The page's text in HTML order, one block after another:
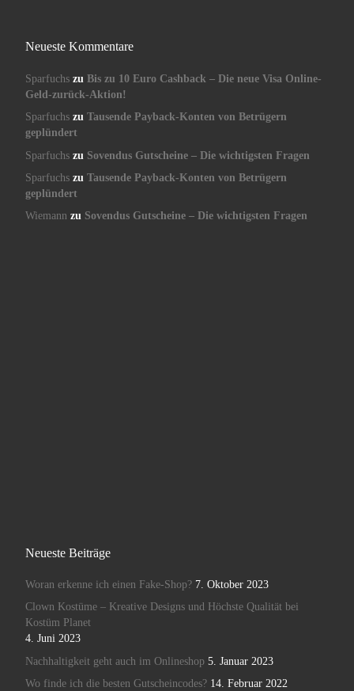
Neueste Kommentare
Sparfuchszu Bis zu 10 Euro Cashback – Die neue Visa Online-
Geld-zurück-Aktion!
Sparfuchszu Tausende Payback-Konten von Betrügern
geplündert
Sparfuchszu Sovendus Gutscheine – Die wichtigsten Fragen
Sparfuchszu Tausende Payback-Konten von Betrügern
geplündert
Wiemann zu Sovendus Gutscheine – Die wichtigsten Fragen
Neueste Beiträge
Woran erkenne ich einen Fake-Shop? 7. Oktober 2023
Clown Kostüme – Kreative Designs und Höchste Qualität bei
Kostüm Planet
4. Juni 2023
Nachhaltigkeit geht auch im Onlineshop 5. Januar 2023
Wo finde ich die besten Gutscheincodes? 14. Februar 2022